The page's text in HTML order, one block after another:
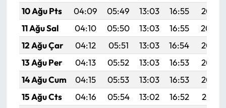
10 Ağu Pts
04:09 05:49 13:03 16:55
20:07
11 Ağu Sal
04:10 05:50 13:03 16:55
20:06
12 Ağu Çar
04:12 05:51 13:03 16:54
20:05
13 Ağu Per
04:13 05:52 13:03 16:53
20:03
14 Ağu Cum
04:15 05:53 13:03 16:53
20:02
15 Ağu Cts
04:16 05:54 13:02 16:52
20:01